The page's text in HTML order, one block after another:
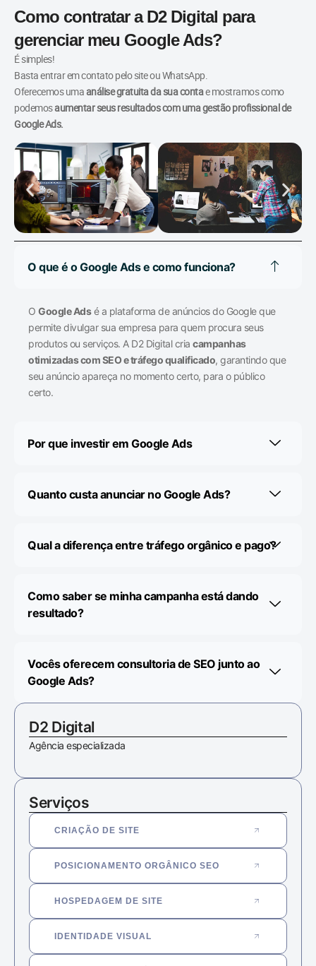
D2 Digital
Agência especializada
Serviços
CRIAÇÃO DE SITE
POSICIONAMENTO ORGÂNICO SEO
HOSPEDAGEM DE SITE
IDENTIDADE VISUAL
Como contratar a D2 Digital para
gerenciar meu Google Ads?
É simples!
Basta entrar em contato pelo site ou WhatsApp.
Oferecemos umaanálise gratuita da sua contae mostramos como
podemosaumentar seus resultados com uma gestão profissional de
Google Ads.
O que é o Google Ads e como funciona?
O Google Adsé a plataforma de anúncios do Google que
permite divulgar sua empresa para quem procura seus
produtos ou serviços. A D2 Digital cria campanhas
otimizadas com SEO e tráfego qualificado, garantindo que
seu anúncio apareça no momento certo, para o público
certo.
Por que investir em Google Ads
Quanto custa anunciar no Google Ads?
Qual a diferença entre tráfego orgânico e pago?
Como saber se minha campanha está dando
resultado?
Vocês oferecem consultoria de SEO junto ao
Google Ads?